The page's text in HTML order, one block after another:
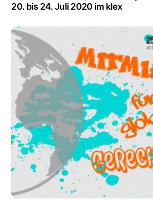
20. bis 24. Juli 2020 im klex